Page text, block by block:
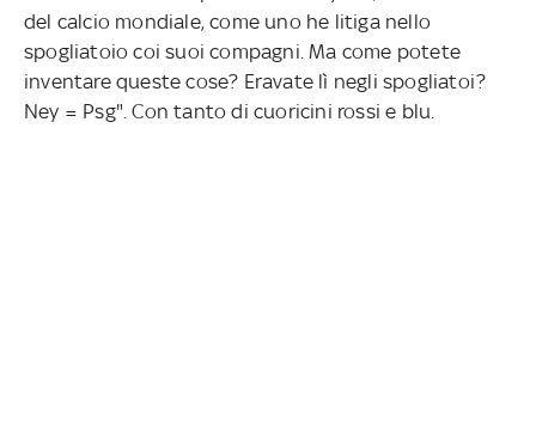
del calcio mondiale, come uno he litiga nello
spogliatoio coi suoi compagni. Ma come potete
inventare queste cose? Eravate lì negli spogliatoi?
Ney = Psg". Con tanto di cuoricini rossi e blu.